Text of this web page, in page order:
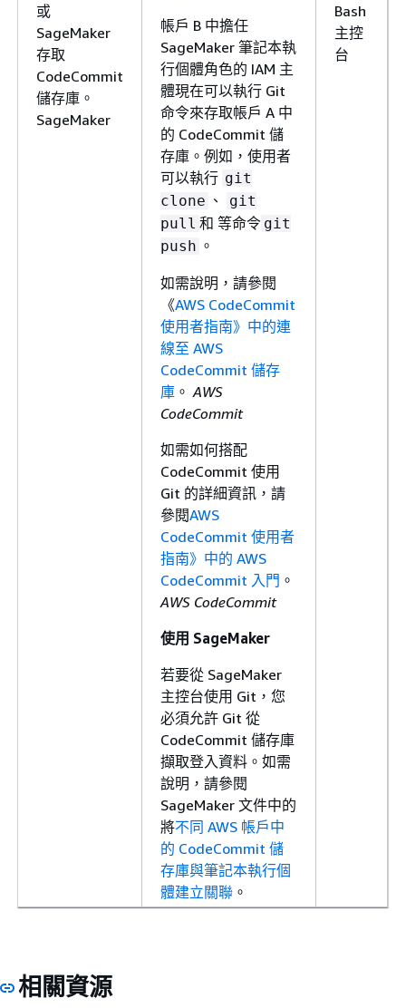
或
SageMaker
存取
CodeCommit
儲存庫。
SageMaker
帳戶 B 中擔任
SageMaker 筆記本執
行個體角色的 IAM 主
體現在可以執行 Git
命令來存取帳戶 A 中
的 CodeCommit 儲
存庫。例如，使用者
可以執行 git
clone 、
git
pull 和 等命令 git
push 。
如需說明，請參閱
《AWS CodeCommit
使用者指南》中的連
線至 AWS
CodeCommit 儲存
庫 。 AWS
CodeCommit
如需如何搭配
CodeCommit 使用
Git 的詳細資訊，請
參閱AWS
CodeCommit 使用者
指南》中的 AWS
CodeCommit 入門 。
AWS CodeCommit
使用 SageMaker
若要從 SageMaker
主控台使用 Git，您
必須允許 Git 從
CodeCommit 儲存庫
擷取登入資料。如需
說明，請參閱
SageMaker 文件中的
將不同 AWS 帳戶中
的 CodeCommit 儲
存庫與筆記本執行個
體建立關聯 。
Bash
主控
台
相關資源